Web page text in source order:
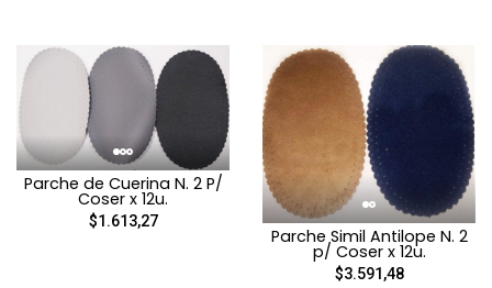
Parche de Cuerina N. 2 P/
Coser x 12u.
$1.613,27
Parche Simil Antilope N. 2
p/ Coser x 12u.
$3.591,48